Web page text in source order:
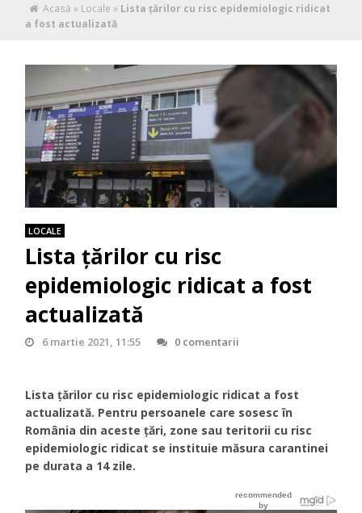
Acasă » Locale » Lista țărilor cu risc epidemiologic ridicat
a fost actualizată
LOCALE
Lista țărilor cu risc
epidemiologic ridicat a fost
actualizată
6 martie 2021, 11:55 0 comentarii
Lista țărilor cu risc epidemiologic ridicat a fost
actualizată. Pentru persoanele care sosesc în
România din aceste țări, zone sau teritorii cu risc
epidemiologic ridicat se instituie măsura carantinei
pe durata a 14 zile.